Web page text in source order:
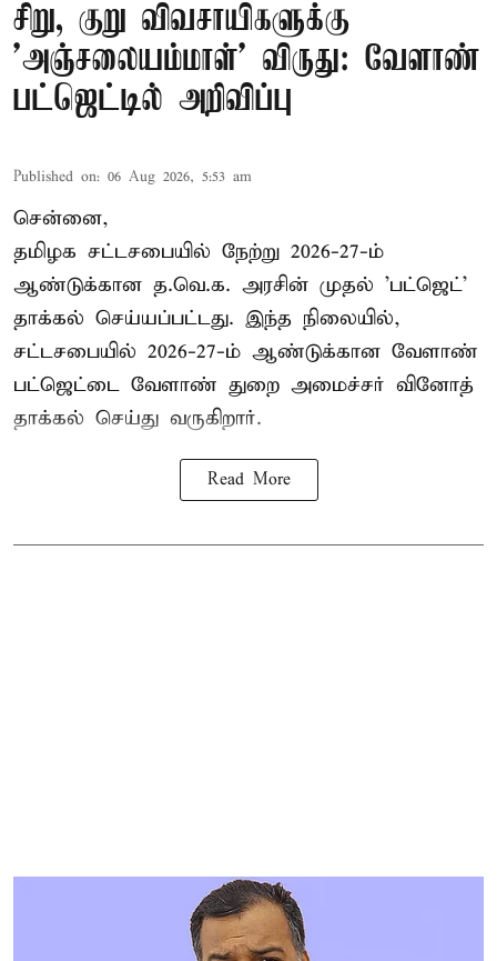
சிறு, குறு விவசாயிகளுக்கு
'அஞ்சலையம்மாள்' விருது: வேளாண்
பட்ஜெட்டில் அறிவிப்பு
Published on: 06 Aug 2026, 5:53 am
சென்னை,
தமிழக சட்டசபையில் நேற்று 2026-27-ம்
ஆண்டுக்கான த.வெ.க. அரசின் முதல் 'பட்ஜெட்'
தாக்கல் செய்யப்பட்டது. இந்த நிலையில்,
சட்டசபையில் 2026-27-ம் ஆண்டுக்கான வேளாண்
பட்ஜெட்டை வேளாண் துறை அமைச்சர் வினோத்
தாக்கல் செய்து வருகிறார்.
Read More